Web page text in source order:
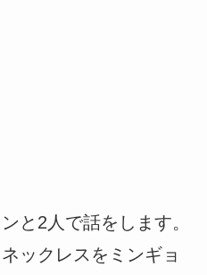
と2人で話をします。
ックレスをミンギョ